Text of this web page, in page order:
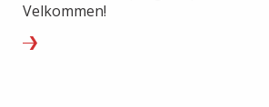
Velkommen!